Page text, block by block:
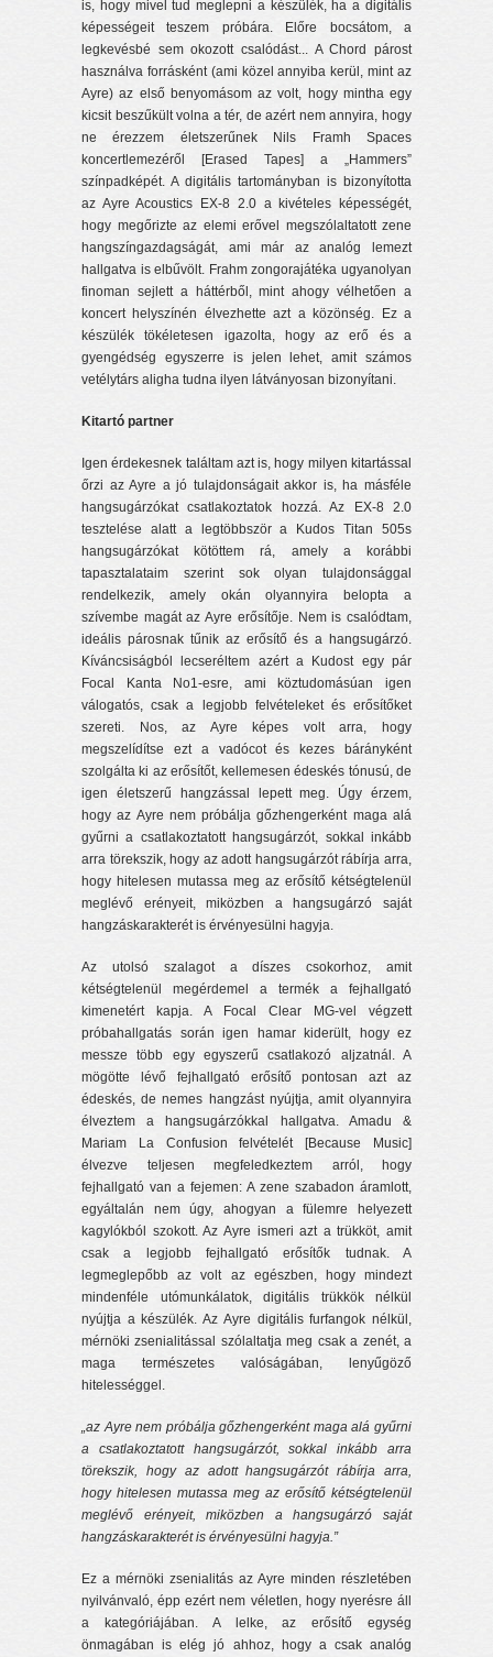
is, hogy mivel tud meglepni a készülék, ha a digitális
képességeit teszem próbára. Előre bocsátom, a
legkevésbé sem okozott csalódást... A Chord párost
használva forrásként (ami közel annyiba kerül, mint az
Ayre) az első benyomásom az volt, hogy mintha egy
kicsit beszűkült volna a tér, de azért nem annyira, hogy
ne érezzem életszerűnek Nils Framh Spaces
koncertlemezéről [Erased Tapes] a „Hammers”
színpadképét. A digitális tartományban is bizonyította
az Ayre Acoustics EX-8 2.0 a kivételes képességét,
hogy megőrizte az elemi erővel megszólaltatott zene
hangszíngazdagságát, ami már az analóg lemezt
hallgatva is elbűvölt. Frahm zongorajátéka ugyanolyan
finoman sejlett a háttérből, mint ahogy vélhetően a
koncert helyszínén élvezhette azt a közönség. Ez a
készülék tökéletesen igazolta, hogy az erő és a
gyengédség egyszerre is jelen lehet, amit számos
vetélytárs aligha tudna ilyen látványosan bizonyítani.
Kitartó partner
Igen érdekesnek találtam azt is, hogy milyen kitartással
őrzi az Ayre a jó tulajdonságait akkor is, ha másféle
hangsugárzókat csatlakoztatok hozzá. Az EX-8 2.0
tesztelése alatt a legtöbbször a Kudos Titan 505s
hangsugárzókat kötöttem rá, amely a korábbi
tapasztalataim szerint sok olyan tulajdonsággal
rendelkezik, amely okán olyannyira belopta a
szívembe magát az Ayre erősítője. Nem is csalódtam,
ideális párosnak tűnik az erősítő és a hangsugárzó.
Kíváncsiságból lecseréltem azért a Kudost egy pár
Focal Kanta No1-esre, ami köztudomásúan igen
válogatós, csak a legjobb felvételeket és erősítőket
szereti. Nos, az Ayre képes volt arra, hogy
megszelídítse ezt a vadócot és kezes bárányként
szolgálta ki az erősítőt, kellemesen édeskés tónusú, de
igen életszerű hangzással lepett meg. Úgy érzem,
hogy az Ayre nem próbálja gőzhengerként maga alá
gyűrni a csatlakoztatott hangsugárzót, sokkal inkább
arra törekszik, hogy az adott hangsugárzót rábírja arra,
hogy hitelesen mutassa meg az erősítő kétségtelenül
meglévő erényeit, miközben a hangsugárzó saját
hangzáskarakterét is érvényesülni hagyja.
Az utolsó szalagot a díszes csokorhoz, amit
kétségtelenül megérdemel a termék a fejhallgató
kimenetért kapja. A Focal Clear MG-vel végzett
próbahallgatás során igen hamar kiderült, hogy ez
messze több egy egyszerű csatlakozó aljzatnál. A
mögötte lévő fejhallgató erősítő pontosan azt az
édeskés, de nemes hangzást nyújtja, amit olyannyira
élveztem a hangsugárzókkal hallgatva. Amadu &
Mariam La Confusion felvételét [Because Music]
élvezve teljesen megfeledkeztem arról, hogy
fejhallgató van a fejemen: A zene szabadon áramlott,
egyáltalán nem úgy, ahogyan a fülemre helyezett
kagylókból szokott. Az Ayre ismeri azt a trükköt, amit
csak a legjobb fejhallgató erősítők tudnak. A
legmeglepőbb az volt az egészben, hogy mindezt
mindenféle utómunkálatok, digitális trükkök nélkül
nyújtja a készülék. Az Ayre digitális furfangok nélkül,
mérnöki zsenialitással szólaltatja meg csak a zenét, a
maga természetes valóságában, lenyűgöző
hitelességgel.
„az Ayre nem próbálja gőzhengerként maga alá gyűrni
a csatlakoztatott hangsugárzót, sokkal inkább arra
törekszik, hogy az adott hangsugárzót rábírja arra,
hogy hitelesen mutassa meg az erősítő kétségtelenül
meglévő erényeit, miközben a hangsugárzó saját
hangzáskarakterét is érvényesülni hagyja.”
Ez a mérnöki zsenialitás az Ayre minden részletében
nyilvánvaló, épp ezért nem véletlen, hogy nyerésre áll
a kategóriájában. A lelke, az erősítő egység
önmagában is elég jó ahhoz, hogy a csak analóg